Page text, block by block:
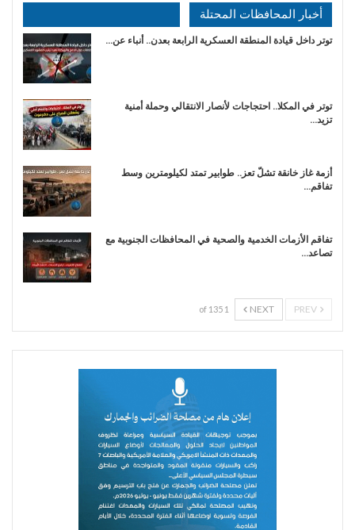
أخبار المحافظات المحتلة
توتر داخل قيادة المنطقة العسكرية الرابعة بعدن.. أنباء عن…
توتر في المكلا.. احتجاجات لأنصار الانتقالي وحملة أمنية
تزيد…
أزمة غاز خانقة تشلّ تعز.. طوابير تمتد لكيلومترين وسط
تفاقم…
تفاقم الأزمات الخدمية والصحية في المحافظات الجنوبية مع
تصاعد…
NEXT
1 of 135